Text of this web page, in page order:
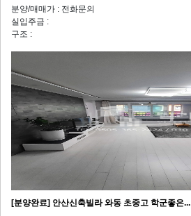
분양/매매가 : 전화문의
실입주금 :
구조 :
[분양완료] 안산신축빌라 와동 초중고 학군좋은...